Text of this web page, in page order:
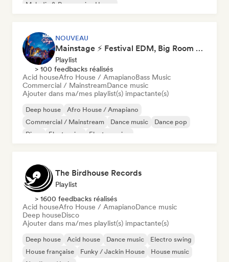
Melodic & Progressive House
NOUVEAU
Mainstage ⚡ Festival EDM, Big Room & House Anthems
Playlist
> 100 feedbacks réalisés
Acid houseAfro House / AmapianoBass Music
Commercial / MainstreamDance music
Ajouter dans ma/mes playlist(s) impactante(s)
Deep house
Afro House / Amapiano
Commercial / Mainstream
Dance music
Dance pop
Disco
Electronica Electro swing
The Birdhouse Records
Playlist
> 1600 feedbacks réalisés
Acid houseAfro House / AmapianoDance music
Deep houseDisco
Ajouter dans ma/mes playlist(s) impactante(s)
Deep house Acid house Dance music
Electro swing
House française
Funky / Jackin House
House music